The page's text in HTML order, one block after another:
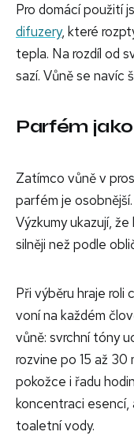
Pro domácí použití
difuzery, které
tepla. Na rozdíl od
sazí. Vůně se navíc
Parfém
Zatímco vůně v
parfém je
Výzkumy ukazují,
silněji než podle
Při výběru hraje roli
voní na každém
vůně: svrchní tóny
rozvine po 15 až 30
pokožce i řadu
koncentraci esencí,
toaletní vody.